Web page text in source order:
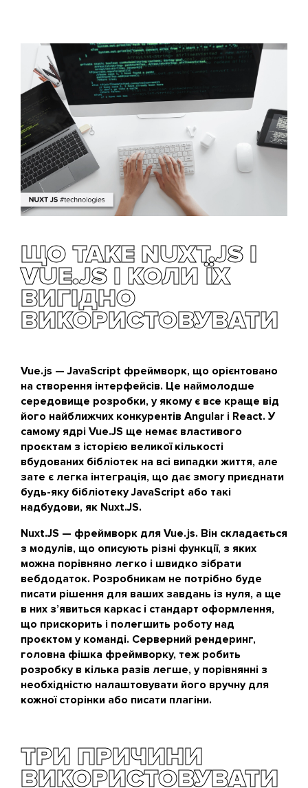
ЩО ТАКЕ NUXT.JS І
VUE.JS І КОЛИ ЇХ
ВИГІДНО
ВИКОРИСТОВУВАТИ
Vue.js — JavaScript фреймворк, що орієнтовано
на створення інтерфейсів. Це наймолодше
середовище розробки, у якому є все краще від
його найближчих конкурентів Angular і React. У
самому ядрі Vue.JS ще немає властивого
проєктам з історією великої кількості
вбудованих бібліотек на всі випадки життя, але
зате є легка інтеграція, що дає змогу приєднати
будь-яку бібліотеку JavaScript або такі
надбудови, як Nuxt.JS.
Nuxt.JS — фреймворк для Vue.js. Він складається
з модулів, що описують різні функції, з яких
можна порівняно легко і швидко зібрати
вебдодаток. Розробникам не потрібно буде
писати рішення для ваших завдань із нуля, а ще
в них з’явиться каркас і стандарт оформлення,
що прискорить і полегшить роботу над
проєктом у команді. Серверний рендеринг,
головна фішка фреймворку, теж робить
розробку в кілька разів легше, у порівнянні з
необхідністю налаштовувати його вручну для
кожної сторінки або писати плагіни.
ТРИ ПРИЧИНИ
ВИКОРИСТОВУВАТИ